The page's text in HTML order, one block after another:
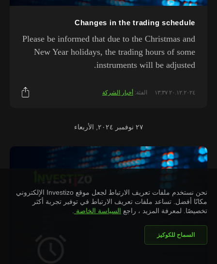
Changes in the trading schedule
Please be informed that due to the Christmas and
New Year holidays, the trading hours of some
instruments will be adjusted.
٢٠.١٢.٢٠٢٤ ١٣:٣٧ الفئة: أخبار الشركة
٢٧ نوفمبر ٢٠٢٤, الأربعاء
نحن نستخدم ملفات تعريف الارتباط لجعل موقع Investizo الإلكتروني
مكانًا أفضل. تساعد ملفات تعريف الارتباط في توفير تجربة أكثر
تخصيصًا. لمعرفة المزيد ، راجع السياسة الخاصة
السماح للكوكيز